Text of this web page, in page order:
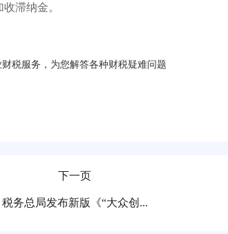
滞纳金。
财税服务，为您解答各种财税疑难问题
下一页
税务总局发布新版《“大众创...